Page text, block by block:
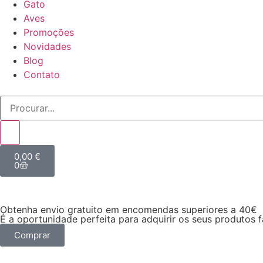
Gato
Aves
Promoções
Novidades
Blog
Contato
0,00 €
0
Obtenha envio gratuito em encomendas superiores a 40€
É a oportunidade perfeita para adquirir os seus produtos
Comprar